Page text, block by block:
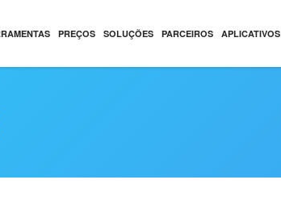
PREÇOS SOLUÇÕES PARCEIROS APLICATIVOS